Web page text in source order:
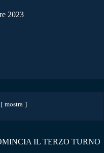
2023
mostra
IL TERZO TURNO